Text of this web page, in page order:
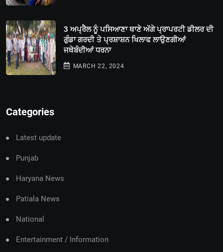
3 ਅਪ੍ਰੈਲ ਨੂੰ ਪਸਿਆਣਾ ਥਾਣੇ ਅੱਗੇ ਪ੍ਰਾਪਰਟੀ ਡੀਲਰ ਦੀ
ਗੁੰਡਾ ਗਰਦੀ ਤੇ ਪ੍ਰਸ਼ਾਸ਼ਨ ਖਿਲਾਫ ਲਾਉਣਗੀਆਂ
ਜਥੇਬੰਦੀਆਂ ਧਰਨਾ
MARCH 22, 2024
Categories
Latest update
Punjab
Haryana News
Patiala News
National
Entertainment / Information